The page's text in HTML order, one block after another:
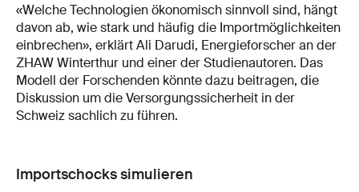
«Welche Technologien ökonomisch sinnvoll sind, hängt
davon ab, wie stark und häufig die Importmöglichkeiten
einbrechen», erklärt Ali Darudi, Energieforscher an der
ZHAW Winterthur und einer der Studienautoren. Das
Modell der Forschenden könnte dazu beitragen, die
Diskussion um die Versorgungssicherheit in der
Schweiz sachlich zu führen.
Importschocks simulieren